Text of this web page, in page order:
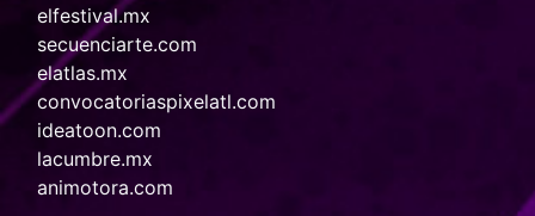
elfestival.mx
secuenciarte.com
elatlas.mx
convocatoriaspixelatl.com
ideatoon.com
lacumbre.mx
animotora.com